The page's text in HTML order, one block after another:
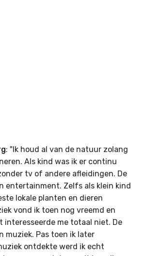
: "Ik houd al van de natuur zolang
Als kind was ik er continu
tv of andere afleidingen. De
entertainment. Zelfs als klein kind
lokale planten en dieren
vond ik toen nog vreemd en
interesseerde me totaal niet. De
muziek. Pas toen ik later
ontdekte werd ik echt